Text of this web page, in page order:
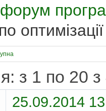
з 1 по 20 з
25.09.2014